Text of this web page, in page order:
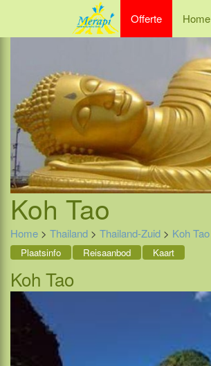
Offerte Home
Koh Tao
Home > Thailand > Thailand-Zuid > Koh Tao
Plaatsinfo Reisaanbod Kaart
Koh Tao